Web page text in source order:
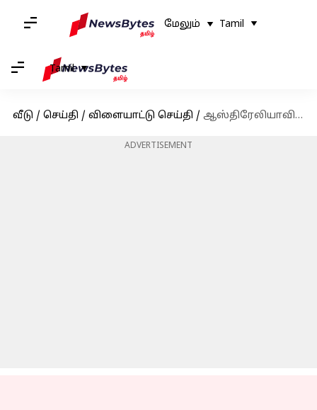
மேலும் Tamil
Tamil
வீடு / செய்தி / விளையாட்டு செய்தி / ஆஸ்திரேலியாவின் பிக் பாஷ் லீக்கில் அஸ்வின் ரவிச்சந்திரன் இடம்பெறுவாரா?
ADVERTISEMENT